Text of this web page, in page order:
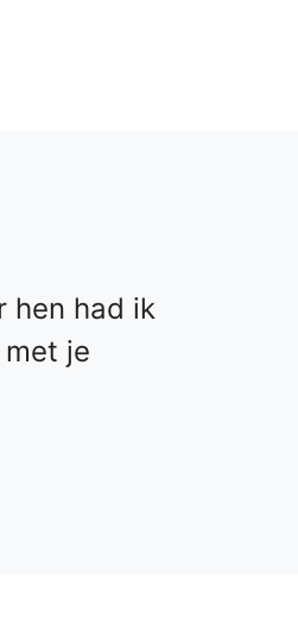
hen had ik
je